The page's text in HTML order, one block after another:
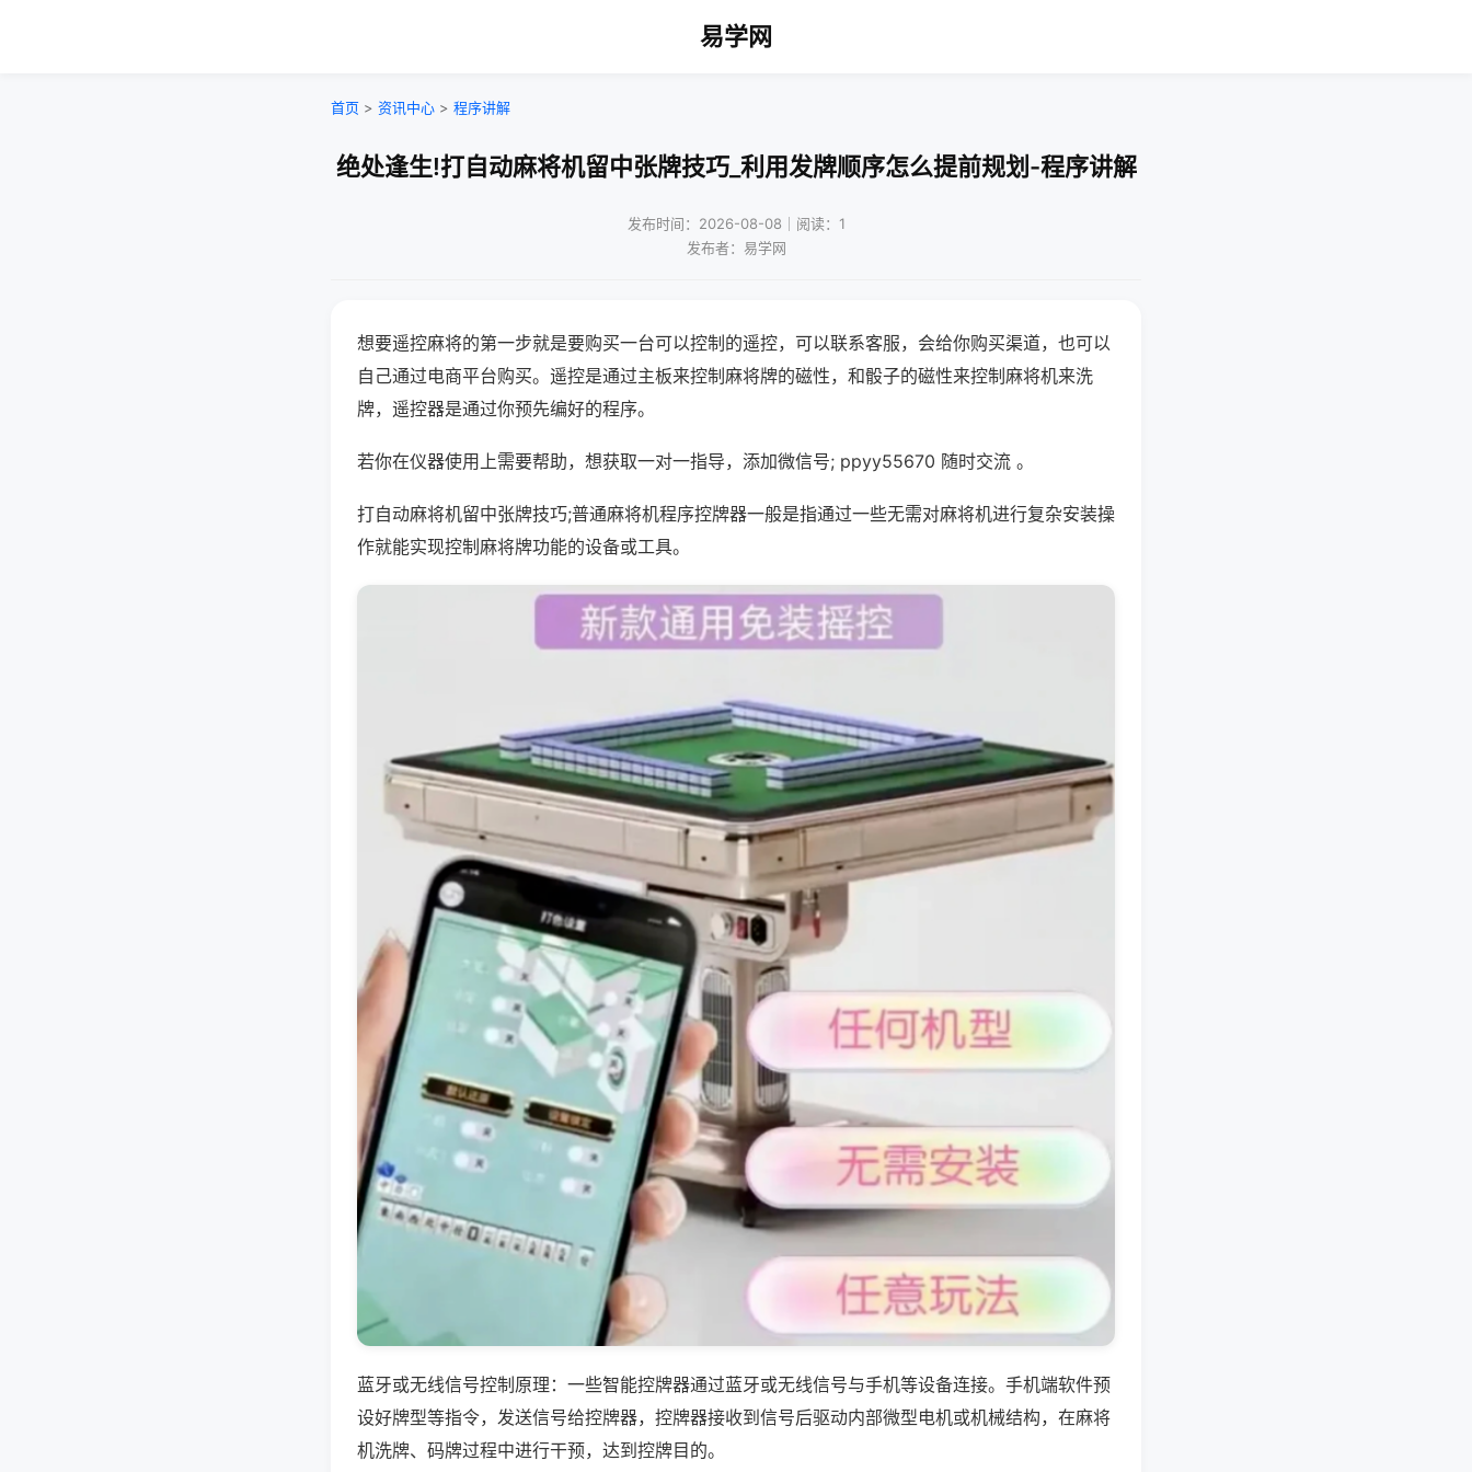
易学网
首页 > 资讯中心 > 程序讲解
绝处逢生!打自动麻将机留中张牌技巧_利用发牌顺序怎么提前规划-程序讲解
发布时间：2026-08-08｜阅读：1
发布者：易学网
想要遥控麻将的第一步就是要购买一台可以控制的遥控，可以联系客服，会给你购买渠道，也可以
自己通过电商平台购买。遥控是通过主板来控制麻将牌的磁性，和骰子的磁性来控制麻将机来洗
牌，遥控器是通过你预先编好的程序。
若你在仪器使用上需要帮助，想获取一对一指导，添加微信号; ppyy55670 随时交流 。
打自动麻将机留中张牌技巧;普通麻将机程序控牌器一般是指通过一些无需对麻将机进行复杂安装操
作就能实现控制麻将牌功能的设备或工具。
蓝牙或无线信号控制原理：一些智能控牌器通过蓝牙或无线信号与手机等设备连接。手机端软件预
设好牌型等指令，发送信号给控牌器，控牌器接收到信号后驱动内部微型电机或机械结构，在麻将
机洗牌、码牌过程中进行干预，达到控牌目的。